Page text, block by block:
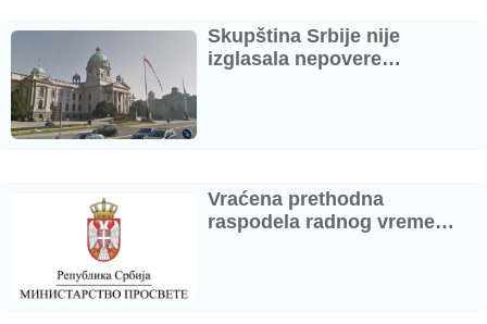
Skupština Srbije nije
izglasala nepovere…
Vraćena prethodna
raspodela radnog vreme…